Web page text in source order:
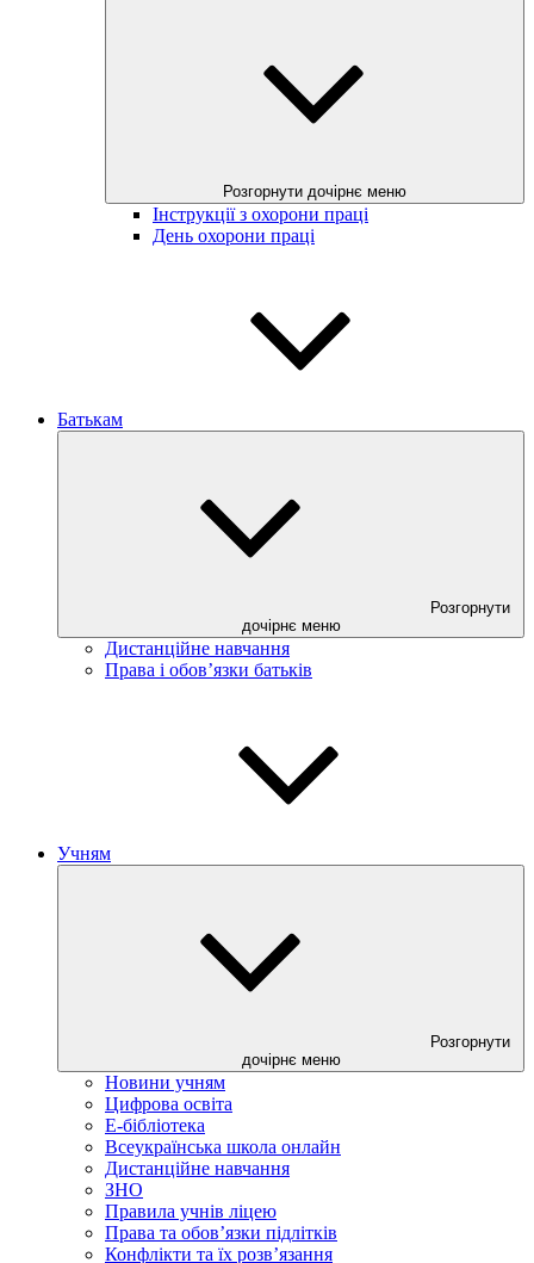
Розгорнути дочірнє меню
Інструкції з охорони праці
День охорони праці
Батькам
Розгорнути
дочірнє меню
Дистанційне навчання
Права і обов’язки батьків
Учням
Розгорнути
дочірнє меню
Новини учням
Цифрова освіта
E-бібліотека
Всеукраїнська школа онлайн
Дистанційне навчання
ЗНО
Правила учнів ліцею
Права та обов’язки підлітків
Конфлікти та їх розв’язання